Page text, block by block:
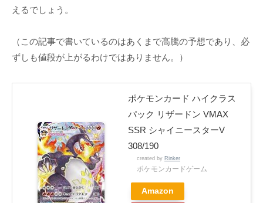
えるでしょう。
（この記事で書いているのはあくまで高騰の予想であり、必
ずしも値段が上がるわけではありません。）
ポケモンカード ハイクラス
パック リザードン VMAX
SSR シャイニースターV
308/190
created by Rinker
ポケモンカードゲーム
Amazon